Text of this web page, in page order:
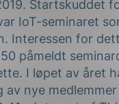
Startskuddet
IoT-seminaret
Interessen for
påmeldt
I løpet av året
av nye